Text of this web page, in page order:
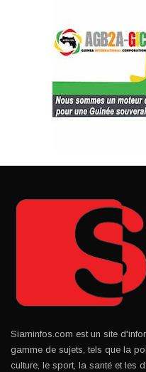
Siaminfos.com est un site
gamme de sujets, tels que la
culture, le sport, la santé et les